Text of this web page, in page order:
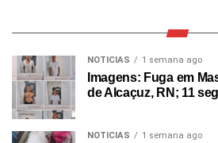
NOTICIAS 1 semana ago
Imagens: Fuga em
de Alcaçuz, RN; 11
NOTICIAS 1 semana ago